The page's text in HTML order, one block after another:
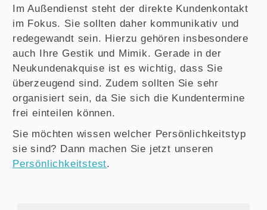
Im Außendienst steht der direkte Kundenkontakt
im Fokus. Sie sollten daher kommunikativ und
redegewandt sein. Hierzu gehören insbesondere
auch Ihre Gestik und Mimik. Gerade in der
Neukundenakquise ist es wichtig, dass Sie
überzeugend sind. Zudem sollten Sie sehr
organisiert sein, da Sie sich die Kundentermine
frei einteilen können.
Sie möchten wissen welcher Persönlichkeitstyp
sie sind? Dann machen Sie jetzt unseren
Persönlichkeitstest.